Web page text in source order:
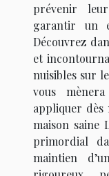
prévenir
garantir un
Découvrez
et
nuisibles sur
vous
appliquer dès
maison saine
primordial
maintien